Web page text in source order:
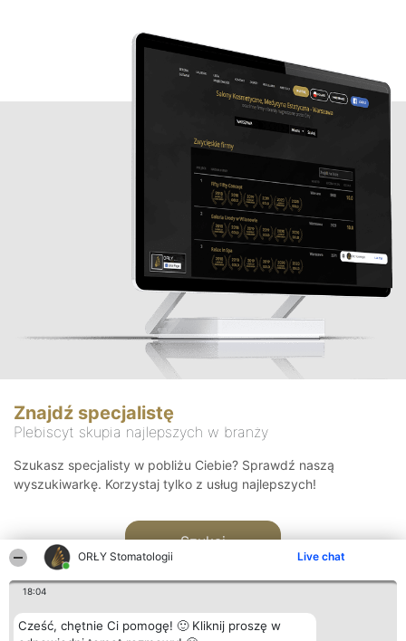
ORŁY Stomatologii Live chat
18:04
Cześć, chętnie Ci pomogę! 🙂 Kliknij proszę w
Znajdź specjalistę
Plebiscyt skupia najlepszych w branży
Szukasz specjalisty w pobliżu Ciebie? Sprawdź naszą
wyszukiwarkę. Korzystaj tylko z usług najlepszych!
Szukaj